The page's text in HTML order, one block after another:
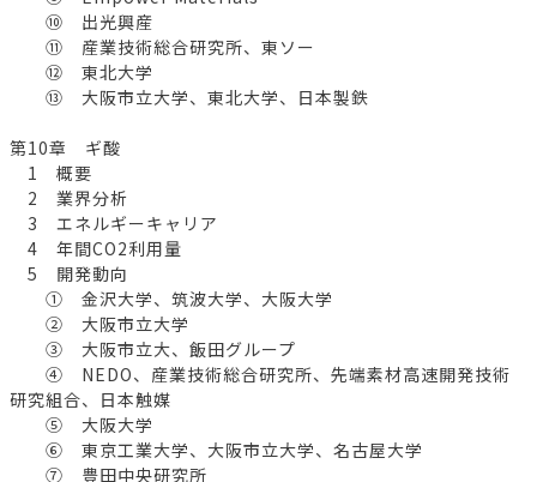
⑩ 出光興産
⑪ 産業技術総合研究所、東ソー
⑫ 東北大学
⑬ 大阪市立大学、東北大学、日本製鉄
第10章 ギ酸
1 概要
2 業界分析
3 エネルギーキャリア
4 年間CO2利用量
5 開発動向
① 金沢大学、筑波大学、大阪大学
② 大阪市立大学
③ 大阪市立大、飯田グループ
④ NEDO、産業技術総合研究所、先端素材高速開発技術
研究組合、日本触媒
⑤ 大阪大学
⑥ 東京工業大学、大阪市立大学、名古屋大学
⑦ 豊田中央研究所